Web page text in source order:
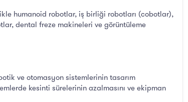
humanoid robotlar, iş birliği robotları (cobotlar),
dental freze makineleri ve görüntüleme
ve otomasyon sistemlerinin tasarım
kesinti sürelerinin azalmasını ve ekipman